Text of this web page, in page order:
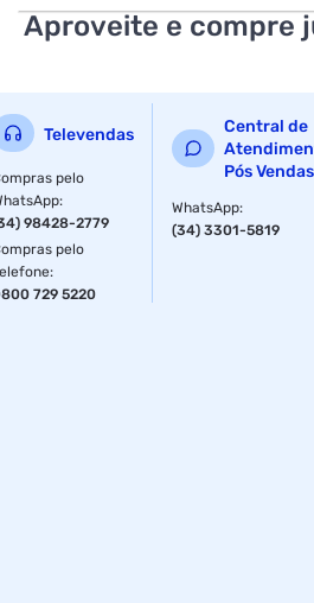
azul é uma opção de design para
cabos.
Aproveite e compre
Televendas
pelo
:
98428-2779
pelo
:
729 5220
Central de
Pós Vendas
WhatsApp:
(34) 3301-5819